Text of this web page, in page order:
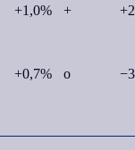
+1,0% +
+0,7% o